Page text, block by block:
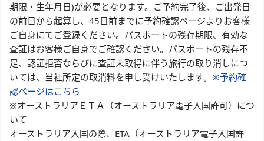
期限・生年月日)が必要となります。ご予約完了後、ご出発日
の前日から起算し、45日前までに予約確認ページよりお客様
ご自身にてご登録ください。パスポートの残存期限、有効な
査証はお客様ご自身でご確認ください。パスポートの残存不
足、認証拒否ならびに査証未取得に伴う旅行の取り消しにつ
いては、当社所定の取消料を申し受けいたします。 ※予約確
認ページはこちら
※オーストラリアＥＴＡ（オーストラリア電子入国許可）につ
いて
オーストラリア入国の際、ETA（オーストラリア電子入国許